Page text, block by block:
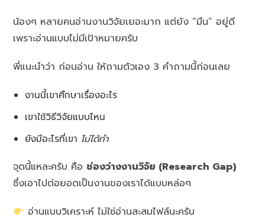
น้องๆ หลายคนอ่านงานวิจัยเยอะมาก แต่ยัง “มึน” อยู่ดี
เพราะอ่านแบบไม่มีเป้าหมายครับ
พี่แนะนำว่า ก่อนอ่าน ให้ถามตัวเอง 3 คำถามนี้ก่อนเลย
งานนี้เขาศึกษาเรื่องอะไร
เขาใช้วิธีวิจัยแบบไหน
ยังมีอะไรที่เขา ไม่ได้ทำ
จุดนี้แหละครับ คือ ช่องว่างงานวิจัย (Research Gap)
ซึ่งเอาไปต่อยอดเป็นงานของเราได้แบบหล่อๆ
อ่านแบบวิเคราะห์ ไม่ใช่อ่านสะสมไฟล์นะครับ